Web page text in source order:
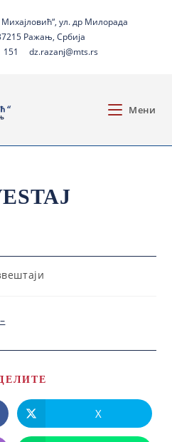
ул. др Милорада
Ражањ, Србија
151
dz.razanj@mts.rs
Мени
X